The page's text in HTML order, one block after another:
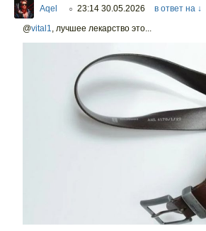
Aqel ○ 23:14 30.05.2026 в ответ на ↓
@vital1, лучшее лекарство это...